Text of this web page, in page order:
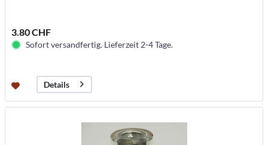
3.80 CHF
Sofort versandfertig. Lieferzeit 2-4 Tage.
Details